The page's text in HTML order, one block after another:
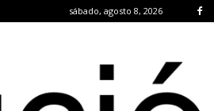
sábado, agosto 8, 2026